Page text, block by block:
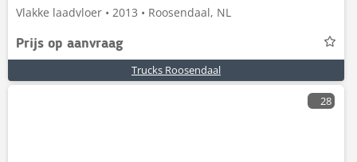
Vlakke laadvloer • 2013 • Roosendaal, NL
Prijs op aanvraag
Trucks Roosendaal
28